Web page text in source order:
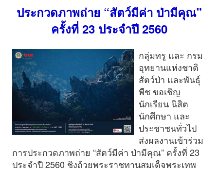
ประกวดภาพถ่าย “สัตว์มีค่า ป่ามีคุณ”
ครั้งที่ 23 ประจำปี 2560
กลุ่มทรู และ กรม
อุทยานแห่งชาติ
สัตว์ป่า และพันธุ์
พืช ขอเชิญ
นักเรียน นิสิต
นักศึกษา และ
ประชาชนทั่วไป
ส่งผลงานเข้าร่วม
การประกวดภาพถ่าย “สัตว์มีค่า ป่ามีคุณ” ครั้งที่ 23
ประจำปี 2560 ชิงถ้วยพระราชทานสมเด็จพระเทพ